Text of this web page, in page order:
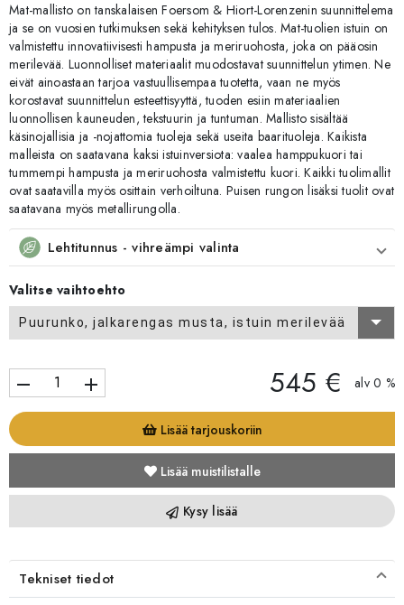
Mat-mallisto on tanskalaisen Foersom & Hiort-Lorenzenin suunnittelema
ja se on vuosien tutkimuksen sekä kehityksen tulos. Mat-tuolien istuin on
valmistettu innovatiivisesti hampusta ja meriruohosta, joka on pääosin
merilevää. Luonnolliset materiaalit muodostavat suunnittelun ytimen. Ne
eivät ainoastaan tarjoa vastuullisempaa tuotetta, vaan ne myös
korostavat suunnittelun esteettisyyttä, tuoden esiin materiaalien
luonnollisen kauneuden, tekstuurin ja tuntuman. Mallisto sisältää
käsinojallisia ja -nojattomia tuoleja sekä useita baarituoleja. Kaikista
malleista on saatavana kaksi istuinversiota: vaalea hamppukuori tai
tummempi hampusta ja meriruohosta valmistettu kuori. Kaikki tuolimallit
ovat saatavilla myös osittain verhoiltuna. Puisen rungon lisäksi tuolit ovat
saatavana myös metallirungolla.
Lehtitunnus - vihreämpi valinta
Valitse vaihtoehto
Puurunko, jalkarengas musta, istuin merilevää
remove add 545 € alv 0 %
Lisää tarjouskoriin
Lisää muistilistalle
Kysy lisää
Tekniset tiedot